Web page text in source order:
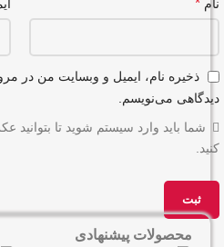
نام *
ذخیره نام، ایمیل و وبسایت من در
دیدگاهی می‌نویسم.
شما باید وارد سیستم شوید تا
کنید.
محصولات پیشنهادی